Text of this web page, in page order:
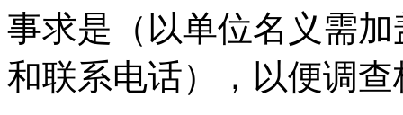
事求是（以单位名义需
和联系电话），以便调